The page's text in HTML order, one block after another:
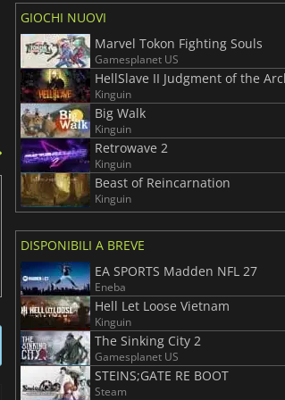
GIOCHI NUOVI
Marvel Tokon Fighting Souls
Gamesplanet US
HellSlave II Judgment of the
Kinguin
Big Walk
Kinguin
Retrowave 2
Kinguin
Beast of Reincarnation
Kinguin
DISPONIBILI A BREVE
EA SPORTS Madden NFL 27
Eneba
Hell Let Loose Vietnam
Kinguin
The Sinking City 2
Gamesplanet US
STEINS;GATE RE BOOT
Steam